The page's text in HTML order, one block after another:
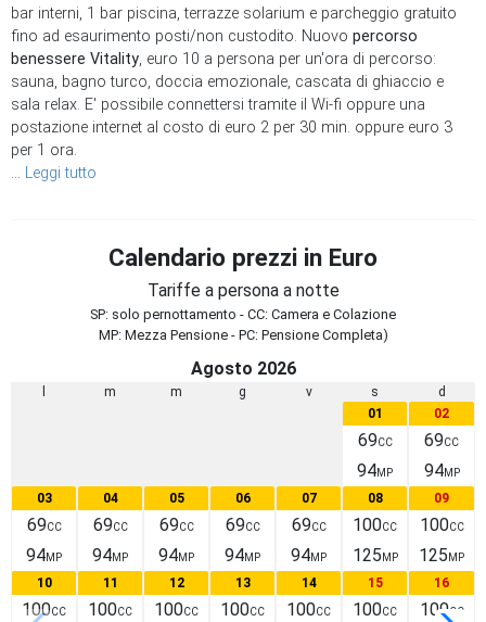
bar interni, 1 bar piscina, terrazze solarium e parcheggio gratuito
fino ad esaurimento posti/non custodito. Nuovo percorso
benessere Vitality, euro 10 a persona per un'ora di percorso:
sauna, bagno turco, doccia emozionale, cascata di ghiaccio e
sala relax. E' possibile connettersi tramite il Wi-fi oppure una
postazione internet al costo di euro 2 per 30 min. oppure euro 3
per 1 ora.
... Leggi tutto
Calendario prezzi in Euro
Tariffe a persona a notte
SP: solo pernottamento - CC: Camera e Colazione
MP: Mezza Pensione - PC: Pensione Completa)
Agosto 2026
m m g v s
d
01
69CC
94MP
02
69CC
94MP
03
69CC
94MP
04
69CC
94MP
05
69CC
94MP
06
69CC
94MP
07
69CC
94MP
08
100CC
125 MP
09
100CC
125 MP
10
100CC
11
100CC
12
100CC
13
100CC
14
100CC
15
100CC
16
100CC